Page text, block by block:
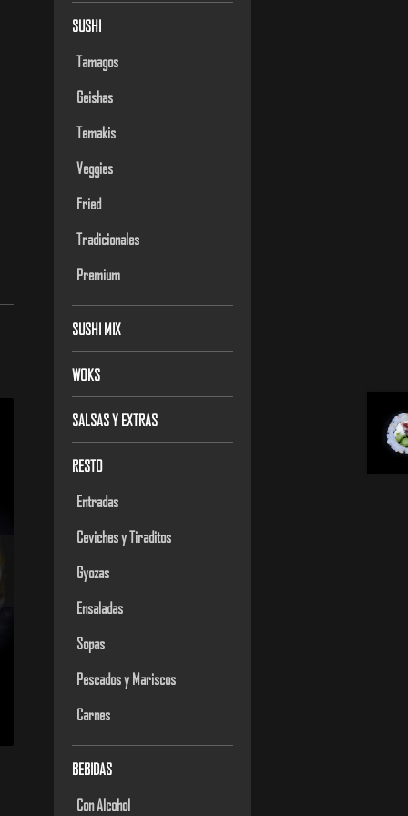
SUSHI
Tamagos
Geishas
Temakis
Veggies
Fried
Tradicionales
Premium
SUSHI MIX
WOKS
SALSAS Y EXTRAS
RESTO
Entradas
Ceviches y Tiraditos
Gyozas
Ensaladas
Sopas
Pescados y Mariscos
Carnes
BEBIDAS
Con Alcohol